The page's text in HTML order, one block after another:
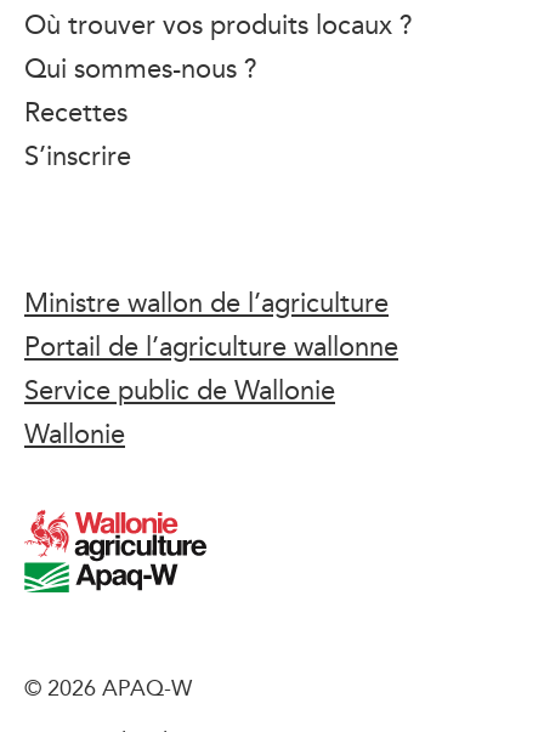
Où trouver vos produits locaux ?
Qui sommes-nous ?
Recettes
S’inscrire
Ministre wallon de l’agriculture
Portail de l’agriculture wallonne
Service public de Wallonie
Wallonie
© 2026 APAQ-W